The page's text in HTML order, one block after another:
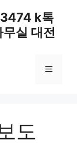
k톡
실 대전
메
도